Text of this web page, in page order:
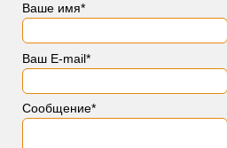
Ваше имя*
Ваш E-mail*
Сообщение*